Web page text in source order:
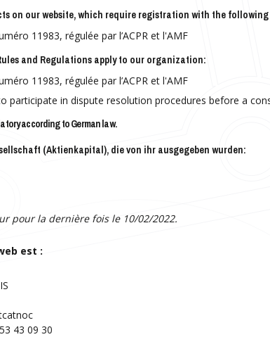
on our website, which require registration with the
11983, régulée par l’ACPR et l'AMF
and Regulations apply to our organization:
11983, régulée par l’ACPR et l'AMF
participate in dispute resolution procedures before a
according to German law.
(Aktienkapital), die von ihr ausgegeben wurden:
pour la dernière fois le 10/02/2022.
est :
43 09 30